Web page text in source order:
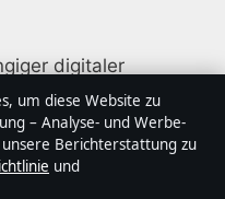
digitaler
auf Politik, Wirtschaft,
Jeder Artikel
Redakteur geprüft
um diese Website zu
– Analyse- und Werbe-
Berichterstattung zu
und